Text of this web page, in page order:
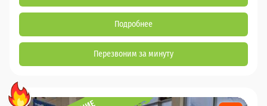
Подробнее
Перезвоним за минуту